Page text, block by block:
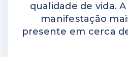
qualidade de vida.
manifestação
presente em cerca